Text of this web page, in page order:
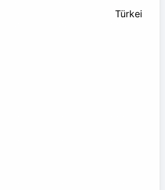
Türkei